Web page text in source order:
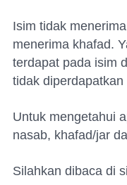
Isim tidak
menerima khafad.
terdapat pada isim
tidak diperdapatkan
Untuk mengetahui
nasab, khafad/jar
Silahkan dibaca di